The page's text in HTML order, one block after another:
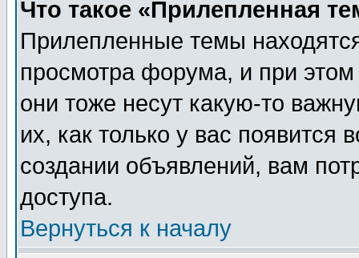
Что такое «Прилепленная
Прилепленные темы
просмотра форума, и при
они тоже несут какую-то
их, как только у вас появится
создании объявлений, вам
доступа.
Вернуться к началу